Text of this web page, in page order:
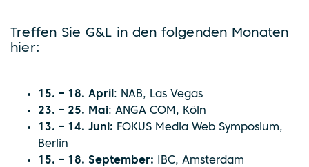
Treffen Sie G&L in den folgenden Monaten
hier:
15. – 18. April : NAB, Las Vegas
23. – 25. Mai: ANGA COM, Köln
13. – 14. Juni: FOKUS Media Web Symposium,
Berlin
15. – 18. September: IBC, Amsterdam